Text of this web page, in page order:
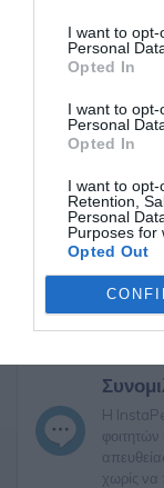
I want to
Personal
Opted In
I want to
Personal
Opted In
I want to opt-
Retention,
Personal
Purposes for
Opted Out
Ψάχνεις
Κάνε
H
χωρίς να